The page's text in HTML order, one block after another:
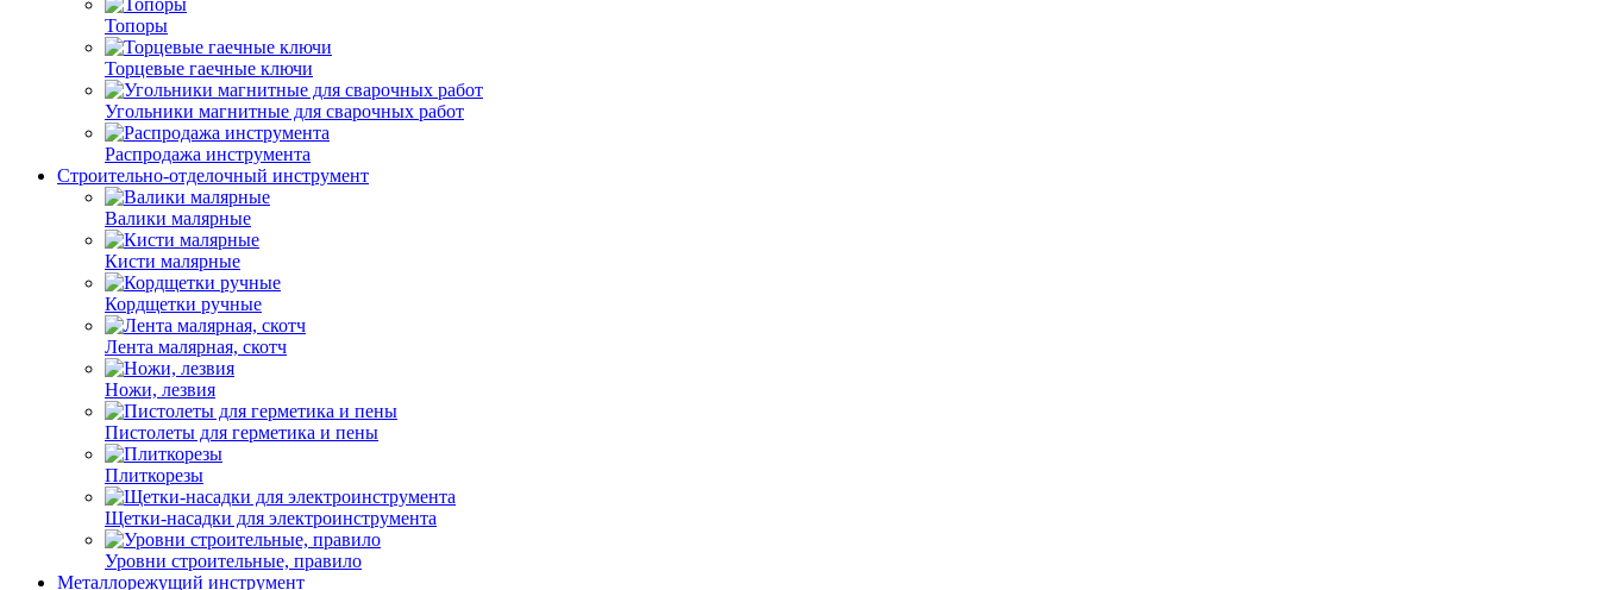
Топоры
Торцевые гаечные ключи
Угольники магнитные для сварочных работ
Распродажа инструмента
Строительно-отделочный инструмент
Валики малярные
Кисти малярные
Кордщетки ручные
Лента малярная, скотч
Ножи, лезвия
Пистолеты для герметика и пены
Плиткорезы
Щетки-насадки для электроинструмента
Уровни строительные, правило
Металлорежущий инструмент